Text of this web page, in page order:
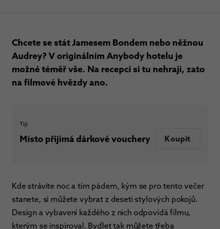
Chcete se stát Jamesem Bondem nebo něžnou
Audrey? V originálním Anybody hotelu je
možné téměř vše. Na recepci si tu nehrají, zato
na filmové hvězdy ano.
Tip
Místo přijímá dárkové vouchery Koupit
Kde strávíte noc a tím pádem, kým se pro tento večer
stanete, si můžete vybrat z deseti stylových pokojů.
Design a vybavení každého z nich odpovídá filmu,
kterým se inspiroval. Bydlet tak můžete třeba